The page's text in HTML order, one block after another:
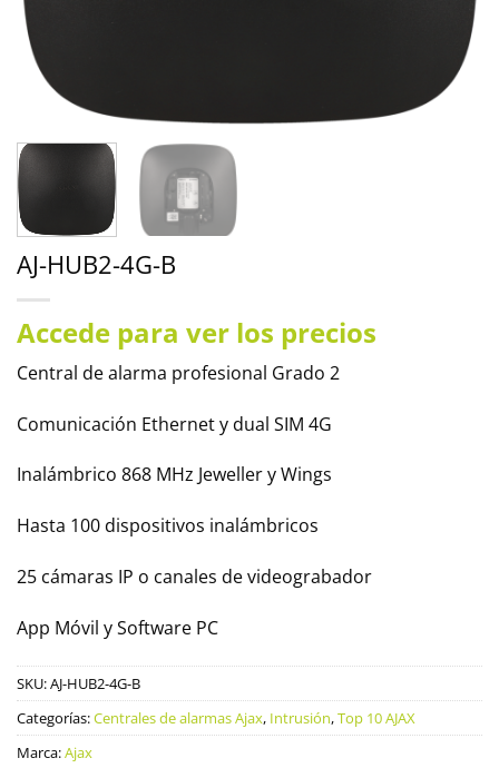
AJ-HUB2-4G-B
Accede para ver los precios
Central de alarma profesional Grado 2
Comunicación Ethernet y dual SIM 4G
Inalámbrico 868 MHz Jeweller y Wings
Hasta 100 dispositivos inalámbricos
25 cámaras IP o canales de videograbador
App Móvil y Software PC
SKU:AJ-HUB2-4G-B
Categorías:Centrales de alarmas Ajax, Intrusión,Top 10 AJAX
Marca:Ajax